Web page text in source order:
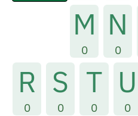
M
0
N
0
R
0
S
0
T
0
U
0